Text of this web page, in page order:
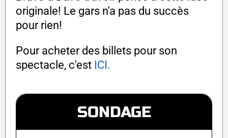
originale! Le gars n'a pas du succès
pour rien!
Pour acheter des billets pour son
spectacle, c'est ICI.
SONDAGE